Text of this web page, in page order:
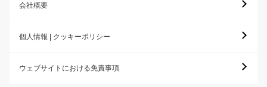
会社概要
個人情報 | クッキーポリシー
ウェブサイトにおける免責事項